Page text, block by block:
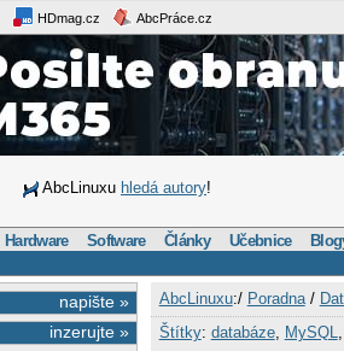
HDmag.cz AbcPráce.cz
AbcLinuxu hledá autory!
Hardware Software Články Učebnice
napište »
inzerujte »
AbcLinuxu:/ Poradna/
Štítky: databáze, MySQL